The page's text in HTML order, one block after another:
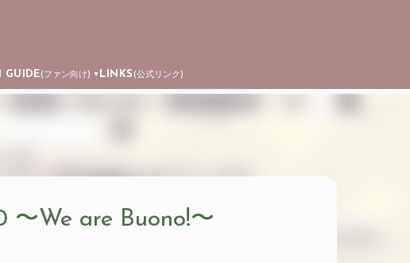
GUIDE(ファン向け) ▼ LINKS (公式リンク)
〜We are Buono!〜